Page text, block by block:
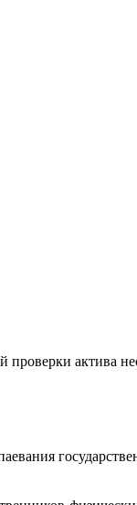
проверки актива